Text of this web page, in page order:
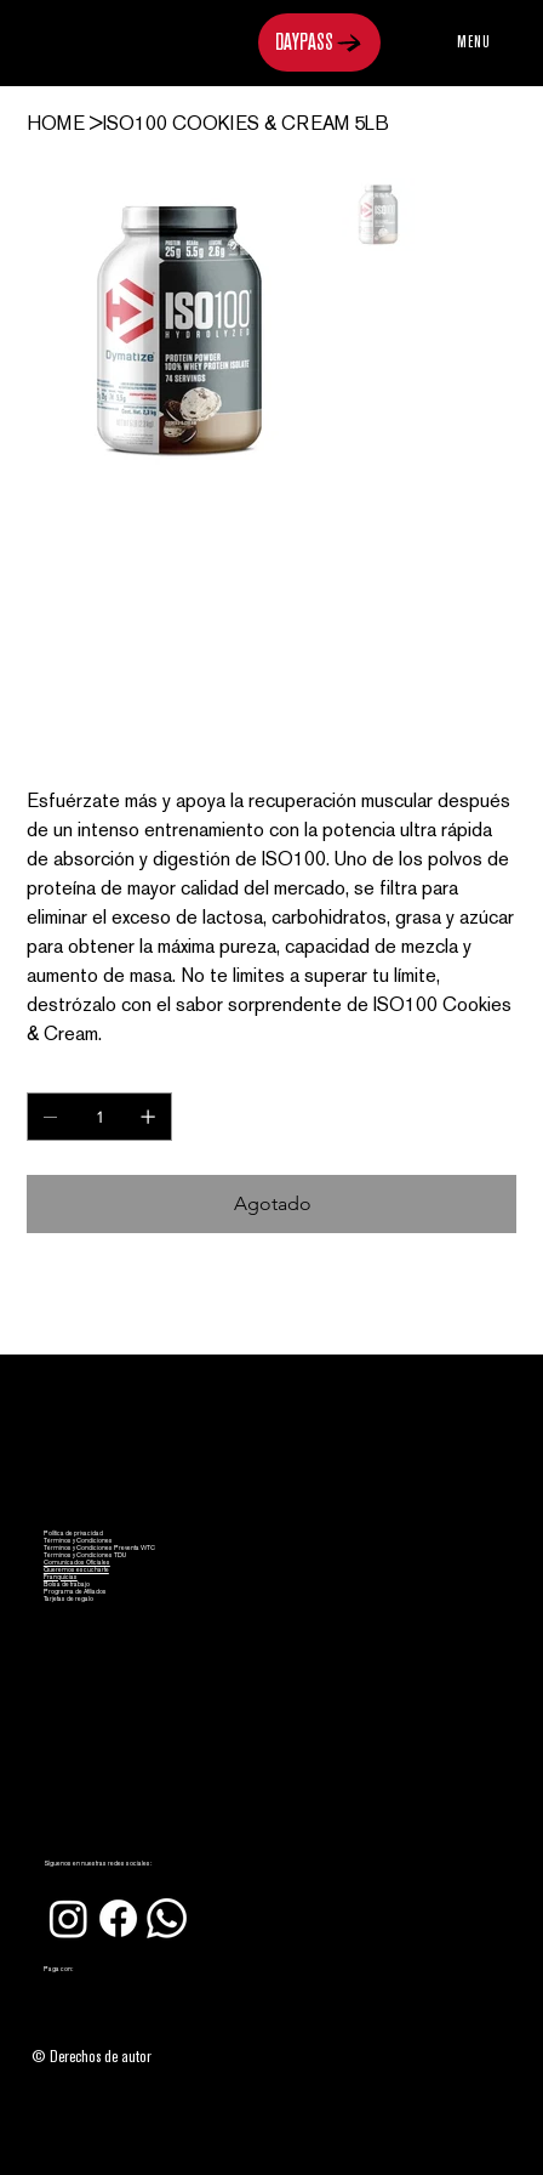
MENU
HOME > ISO100 COOKIES & CREAM 5LB
Esfuérzate más y apoya la recuperación muscular después
de un intenso entrenamiento con la potencia ultra rápida
de absorción y digestión de ISO100. Uno de los polvos de
proteína de mayor calidad del mercado, se filtra para
eliminar el exceso de lactosa, carbohidratos, grasa y azúcar
para obtener la máxima pureza, capacidad de mezcla y
aumento de masa. No te limites a superar tu límite,
destrózalo con el sabor sorprendente de ISO100 Cookies
& Cream.
Agotado
Síguenos en nuestras redes sociales:
Paga con:
© Derechos de autor
Política de privacidad
Términos y Condiciones
Términos y Condiciones Preventa WTC
Términos y Condiciones TDU
Comunicados Oficiales
Queremos escucharte
Franquicias
Bolsa de trabajo
Programa de Afiliados
Tarjetas de regalo